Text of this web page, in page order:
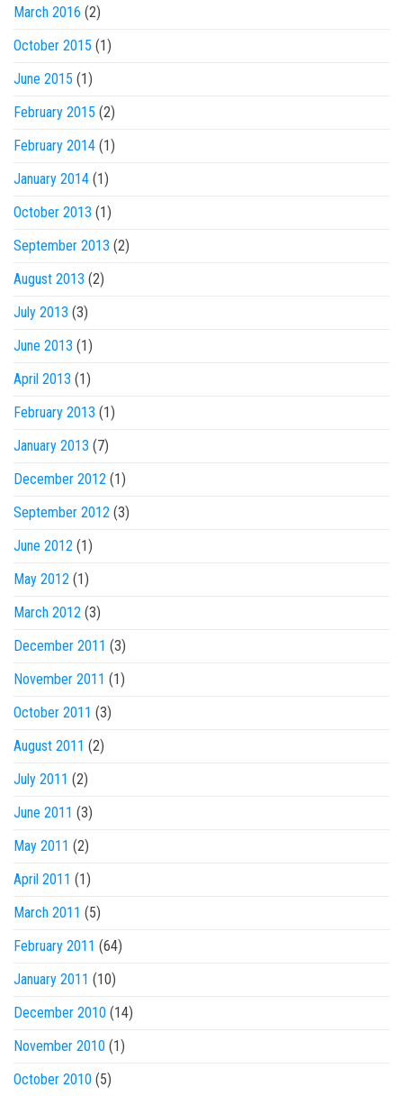
March 2016 (2)
October 2015 (1)
June 2015 (1)
February 2015 (2)
February 2014 (1)
January 2014 (1)
October 2013 (1)
September 2013 (2)
August 2013 (2)
July 2013 (3)
June 2013 (1)
April 2013 (1)
February 2013 (1)
January 2013 (7)
December 2012 (1)
September 2012 (3)
June 2012 (1)
May 2012 (1)
March 2012 (3)
December 2011 (3)
November 2011 (1)
October 2011 (3)
August 2011 (2)
July 2011 (2)
June 2011 (3)
May 2011 (2)
April 2011 (1)
March 2011 (5)
February 2011 (64)
January 2011 (10)
December 2010 (14)
November 2010 (1)
October 2010 (5)